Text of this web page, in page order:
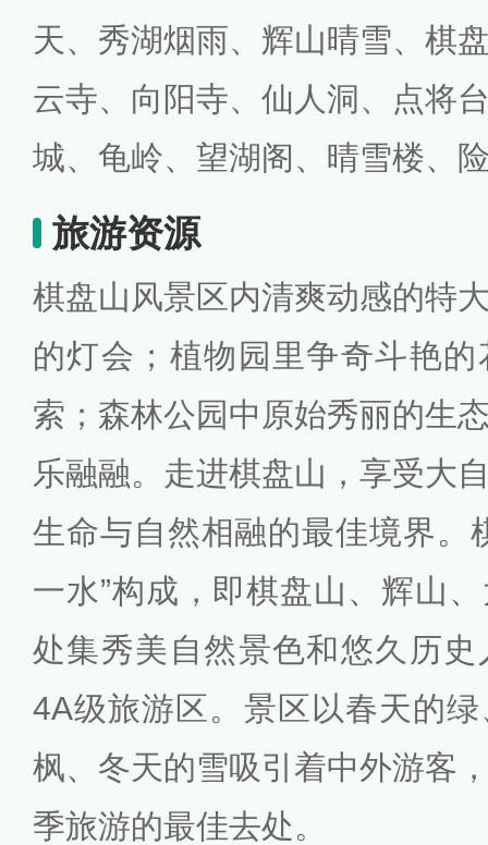
天、秀湖烟雨、辉山晴雪、棋
云寺、向阳寺、仙人洞、点将
城、龟岭、望湖阁、晴雪楼、
旅游资源
棋盘山风景区内清爽动感的特
的灯会；植物园里争奇斗艳
索；森林公园中原始秀丽的生
乐融融。走进棋盘山，享受大
生命与自然相融的最佳境界。
一水”构成，即棋盘山、辉山
处集秀美自然景色和悠久历
4A级旅游区。景区以春天的
枫、冬天的雪吸引着中外游客
季旅游的最佳去处。